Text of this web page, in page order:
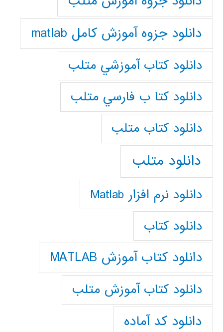
دانلود جزوه آموزش کامل matlab
دانلود كتاب آموزشي متلب
دانلود كتا ب فارسي متلب
دانلود كتاب متلب
دانلود متلب
دانلود نرم افزار Matlab
دانلود کتاب
دانلود کتاب آموزش MATLAB
دانلود کتاب آموزش متلب
دانلود کد آماده